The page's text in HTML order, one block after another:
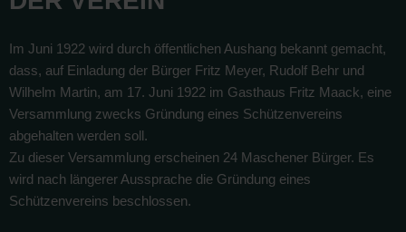
Im Juni 1922 wird durch öffentlichen Aushang bekannt gemacht,
dass, auf Einladung der Bürger Fritz Meyer, Rudolf Behr und
Wilhelm Martin, am 17. Juni 1922 im Gasthaus Fritz Maack, eine
Versammlung zwecks Gründung eines Schützenvereins
abgehalten werden soll.
Zu dieser Versammlung erscheinen 24 Maschener Bürger. Es
wird nach längerer Aussprache die Gründung eines
Schützenvereins beschlossen.